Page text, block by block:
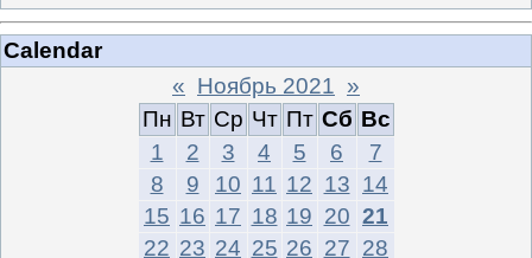
Calendar
« Ноябрь 2021 »
Пн Вт Ср Чт Пт Сб Вс
1
2 3 4 5 6
7
8
9 10 11 12 13 14
15 16 17 18 19 20 21
22 23 24 25 26 27 28